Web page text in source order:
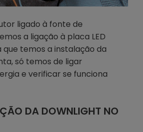
ligado à fonte de
a ligação à placa LED
que temos a instalação da
só temos de ligar
e verificar se funciona
DA DOWNLIGHT NO